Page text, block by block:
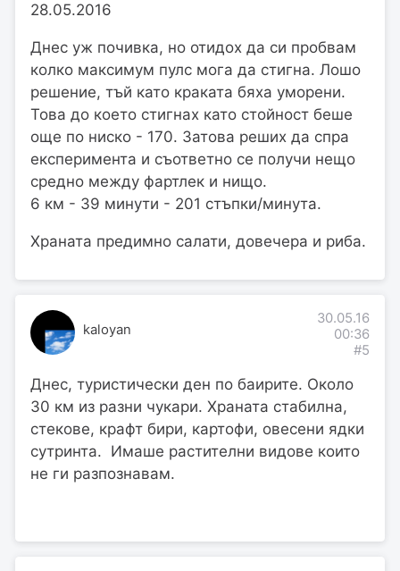
28.05.2016
Днес уж почивка, но отидох да си пробвам
колко максимум пулс мога да стигна. Лошо
решение, тъй като краката бяха уморени.
Това до което стигнах като стойност беше
още по ниско - 170. Затова реших да спра
експеримента и съответно се получи нещо
средно между фартлек и нищо.
6 км - 39 минути - 201 стъпки/минута.
Храната предимно салати, довечера и риба.
kaloyan
30.05.16
00:36
#5
Днес, туристически ден по баирите. Около
30 км из разни чукари. Храната стабилна,
стекове, крафт бири, картофи, овесени ядки
сутринта. Имаше растителни видове които
не ги разпознавам.